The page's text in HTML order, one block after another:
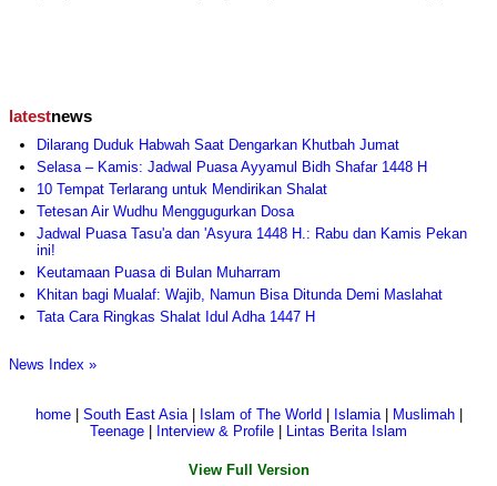
latestnews
Dilarang Duduk Habwah Saat Dengarkan Khutbah Jumat
Selasa – Kamis: Jadwal Puasa Ayyamul Bidh Shafar 1448 H
10 Tempat Terlarang untuk Mendirikan Shalat
Tetesan Air Wudhu Menggugurkan Dosa
Jadwal Puasa Tasu'a dan 'Asyura 1448 H.: Rabu dan Kamis Pekan
ini!
Keutamaan Puasa di Bulan Muharram
Khitan bagi Mualaf: Wajib, Namun Bisa Ditunda Demi Maslahat
Tata Cara Ringkas Shalat Idul Adha 1447 H
News Index »
home| South East Asia| Islam of The World Islamia| Muslimah|
Teenage
Interview & Profile Lintas Berita Islam
View Full Version